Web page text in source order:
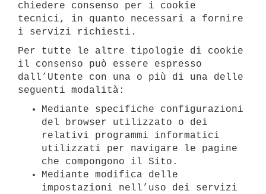
chiedere consenso per i cookie
tecnici, in quanto necessari a fornire
i servizi richiesti.
Per tutte le altre tipologie di cookie
il consenso può essere espresso
dall’Utente con una o più di una delle
seguenti modalità:
Mediante specifiche configurazioni
del browser utilizzato o dei
relativi programmi informatici
utilizzati per navigare le pagine
che compongono il Sito.
Mediante modifica delle
impostazioni nell’uso dei servizi